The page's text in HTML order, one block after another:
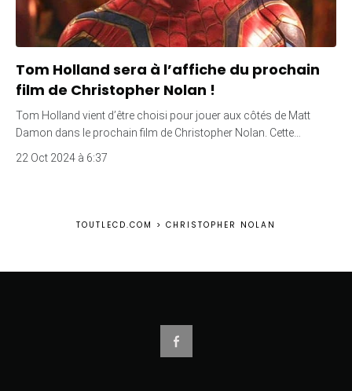
Tom Holland sera à l’affiche du prochain
film de Christopher Nolan !
Tom Holland vient d’être choisi pour jouer aux côtés de Matt
Damon dans le prochain film de Christopher Nolan. Cette…
22 Oct 2024 à 6:37
TOUTLECD.COM > CHRISTOPHER NOLAN